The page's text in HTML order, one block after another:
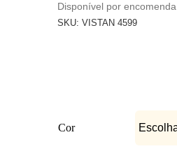
Disponível por encomenda
SKU:VISTAN 4599
Cor